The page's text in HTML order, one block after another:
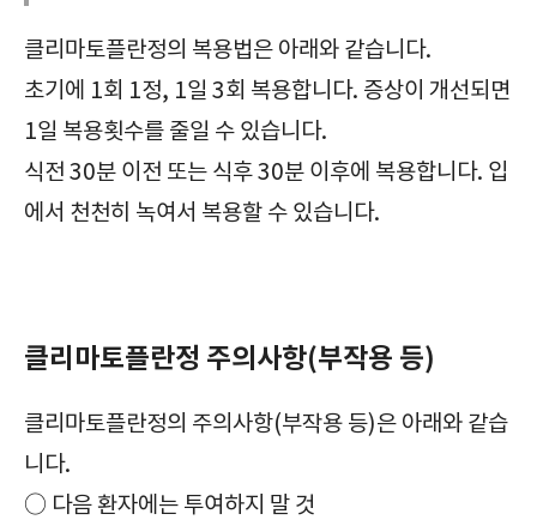
클리마토플란정의 복용법은 아래와 같습니다.
초기에 1회 1정, 1일 3회 복용합니다. 증상이 개선되면
1일 복용횟수를 줄일 수 있습니다.
식전 30분 이전 또는 식후 30분 이후에 복용합니다. 입
에서 천천히 녹여서 복용할 수 있습니다.
클리마토플란정 주의사항(부작용 등)
클리마토플란정의 주의사항(부작용 등)은 아래와 같습
니다.
○ 다음 환자에는 투여하지 말 것